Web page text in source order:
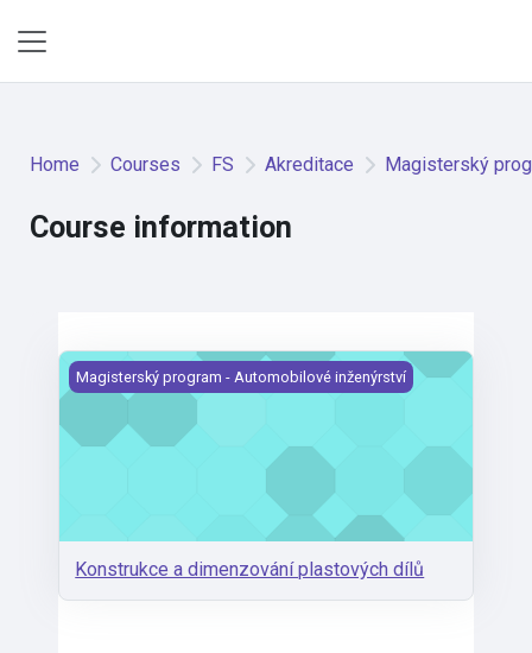
Home Courses FS Akreditace Magisterský
Course information
Konstrukce a dimenzování plastových dílů
Magisterský program - Automobilové inženýrství
Konstrukce a dimenzování plastových dílů